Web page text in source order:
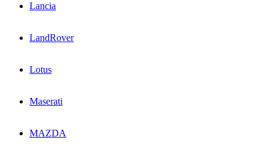
Lancia
LandRover
Lotus
Maserati
MAZDA